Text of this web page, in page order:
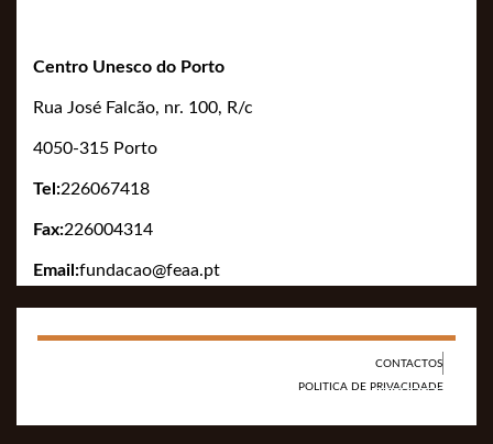
Centro Unesco do Porto
Rua José Falcão, nr. 100, R/c
4050-315 Porto
Tel:226067418
Fax:226004314
Email:fundacao@feaa.pt
CONTACTOS
POLITICA DE PRIVACIDADE